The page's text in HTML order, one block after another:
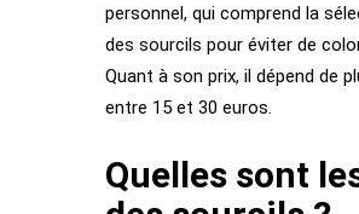
personnel, qui comprend la
des sourcils pour éviter de
Quant à son prix, il dépend de
entre 15 et 30 euros.
Quelles sont